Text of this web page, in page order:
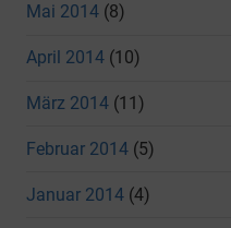
Mai 2014 (8)
April 2014 (10)
März 2014 (11)
Februar 2014 (5)
Januar 2014 (4)